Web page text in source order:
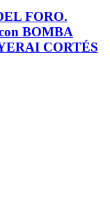
FORO.
BOMBA
CORTÉS